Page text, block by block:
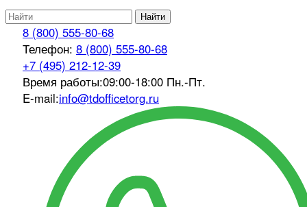
Найти
8 (800) 555-80-68
Телефон: 8 (800) 555-80-68
+7 (495) 212-12-39
Время работы:09:00-18:00 Пн.-Пт.
E-mail:info@tdofficetorg.ru